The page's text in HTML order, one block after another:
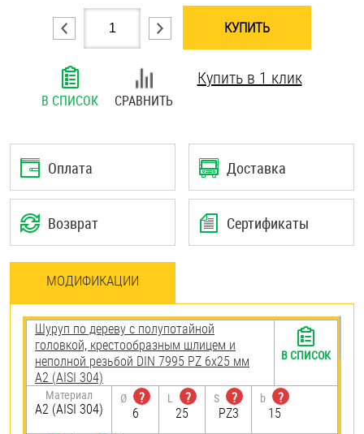
КУПИТЬ
В СПИСОК СРАВНИТЬ
Купить в 1 клик
Оплата Доставка
Возврат Сертификаты
МОДИФИКАЦИИ
Шуруп по дереву с полупотайной
головкой, крестообразным шлицем и
неполной резьбой DIN 7995 PZ 6х25 мм
А2 (AISI 304)
Материал
А2 (AISI 304)
Ø
?
6
L
?
25
S
?
PZ3
b
?
15
В СПИСОК